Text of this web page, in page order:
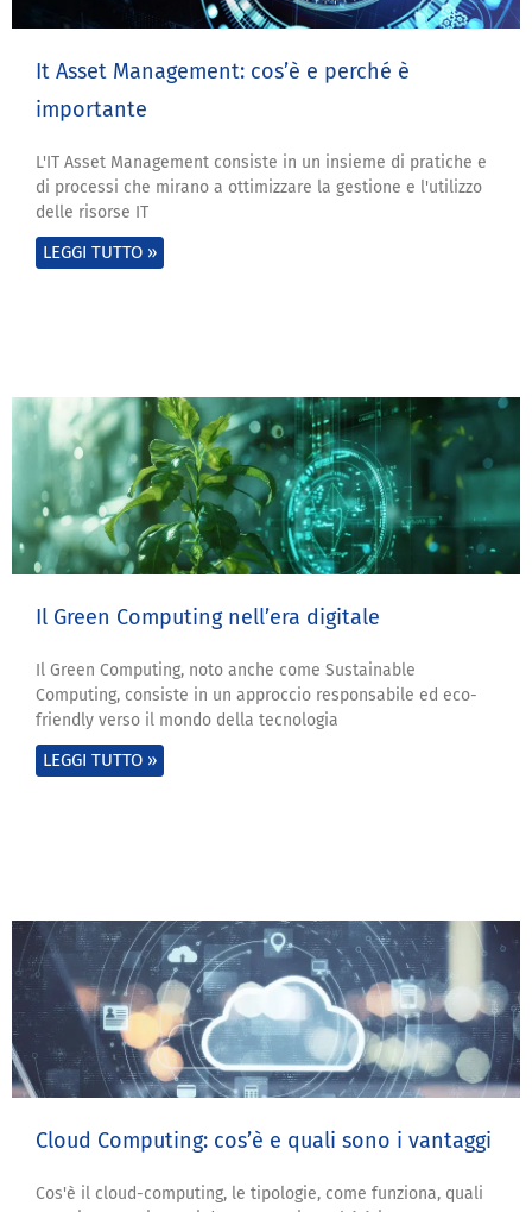
It Asset Management: cos’è e perché è
importante
L'IT Asset Management consiste in un insieme di pratiche e
di processi che mirano a ottimizzare la gestione e l'utilizzo
delle risorse IT
LEGGI TUTTO »
Il Green Computing nell’era digitale
Il Green Computing, noto anche come Sustainable
Computing, consiste in un approccio responsabile ed eco-
friendly verso il mondo della tecnologia
LEGGI TUTTO »
Cloud Computing: cos’è e quali sono i vantaggi
Cos'è il cloud-computing, le tipologie, come funziona, quali